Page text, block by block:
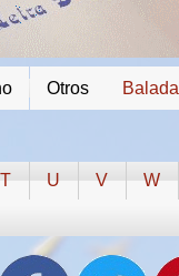
Otros Balada
T U V W